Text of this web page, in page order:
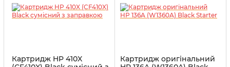
Картридж HP 410X
Картридж оригінальний